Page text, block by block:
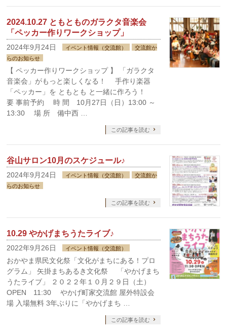
2024.10.27 ともとものガラクタ音楽会
「ペッカー作りワークショップ」
2024年9月24日 イベント情報（交流館）
交流館か
らのお知らせ
【 ペッカー作りワークショップ 】 「ガラクタ
音楽会」がもっと楽しくなる！ 手作り楽器
「ペッカー」を ともとも と一緒に作ろう！
要 事前予約 時 間 10月27日（日）13:00 ～
13:30 場 所 備中西 …
この記事を読む
谷山サロン10月のスケジュール♪
2024年9月24日 イベント情報（交流館）
交流館か
らのお知らせ
この記事を読む
10.29 やかげまちうたライブ♪
2022年9月26日 イベント情報（交流館）
おかやま県民文化祭「文化がまちにある！プロ
グラム」 矢掛まちあるき文化祭 「やかげまち
うたライブ」 ２０２２年１０月２９日（土）
OPEN 11:30 やかげ町家交流館 屋外特設会
場 入場無料 3年ぶりに「やかげまち …
この記事を読む